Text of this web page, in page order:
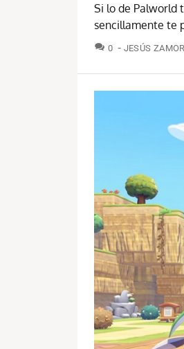
Si lo de Palworld
sencillamente te
0 COMENTARIOS
JESÚS